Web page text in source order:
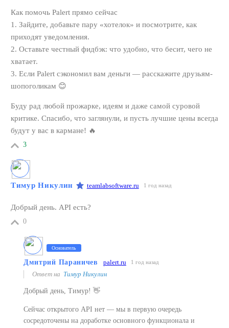
Как помочь Palert прямо сейчас
1. Зайдите, добавьте пару «хотелок» и посмотрите, как
приходят уведомления.
2. Оставьте честный фидбэк: что удобно, что бесит, чего не
хватает.
3. Если Palert сэкономил вам деньги — расскажите друзьям-
шопоголикам 😊
Буду рад любой прожарке, идеям и даже самой суровой
критике. Спасибо, что заглянули, и пусть лучшие цены всегда
будут у вас в кармане! 🔥
3
Тимур Никулин teamlabsoftware.ru 1 год назад
Добрый день. API есть?
0
Основатель
Дмитрий Параничев palert.ru 1 год назад
Ответ на Тимур Никулин
Добрый день, Тимур! 👋
Сейчас открытого API нет — мы в первую очередь
сосредоточены на доработке основного функционала и